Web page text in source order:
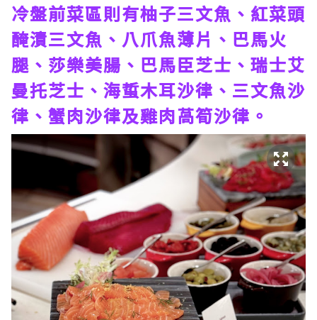
冷盤前菜區則有柚子三文魚、紅菜頭
醃漬三文魚、八爪魚薄片、巴馬火
腿、莎樂美腸、巴馬臣芝士、瑞士艾
曼托芝士、海蜇木耳沙律、三文魚沙
律、蟹肉沙律及雞肉萵筍沙律。